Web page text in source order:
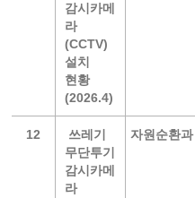
감시카메
라
(CCTV)
설치
현황
(2026.4)
12
쓰레기
무단투기
감시카메
라
자원순환과